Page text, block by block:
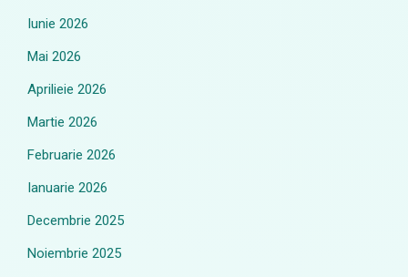
Iunie 2026
Mai 2026
Aprilieie 2026
Martie 2026
Februarie 2026
Ianuarie 2026
Decembrie 2025
Noiembrie 2025